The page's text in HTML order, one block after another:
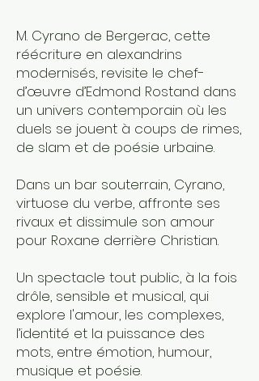
M. Cyrano de Bergerac, cette
réécriture en alexandrins
modernisés, revisite le chef-
d’œuvre d’Edmond Rostand dans
un univers contemporain où les
duels se jouent à coups de rimes,
de slam et de poésie urbaine.
Dans un bar souterrain, Cyrano,
virtuose du verbe, affronte ses
rivaux et dissimule son amour
pour Roxane derrière Christian.
Un spectacle tout public, à la fois
drôle, sensible et musical, qui
explore l'amour, les complexes,
l’identité et la puissance des
mots, entre émotion, humour,
musique et poésie.